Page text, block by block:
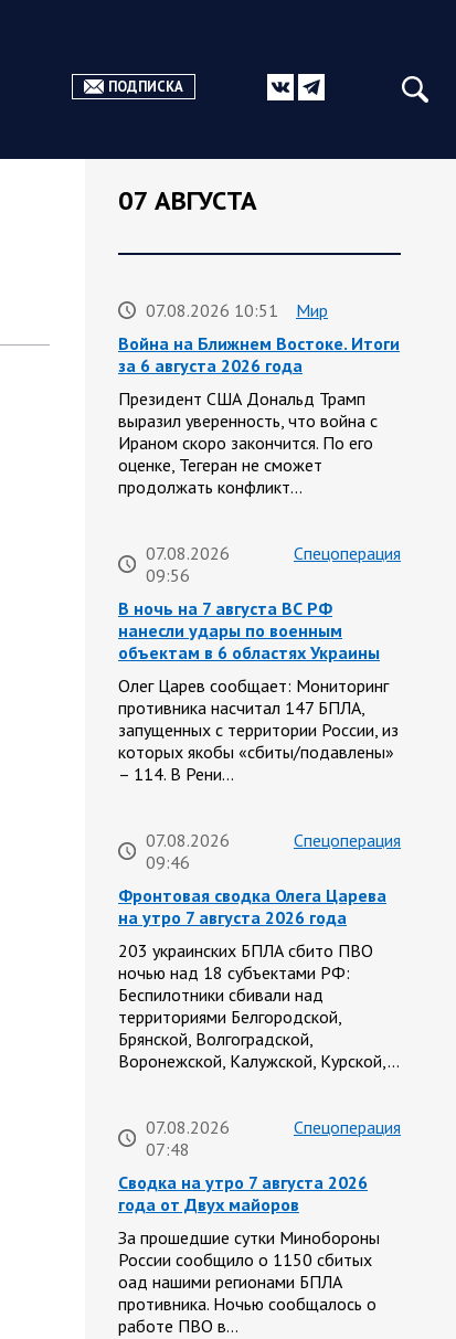
ПОДПИСКА
07 АВГУСТА
07.08.2026 10:51
Мир
Война на Ближнем Востоке. Итоги
за 6 августа 2026 года
Президент США Дональд Трамп
выразил уверенность, что война с
Ираном скоро закончится. По его
оценке, Тегеран не сможет
продолжать конфликт…
07.08.2026
09:56
Спецоперация
В ночь на 7 августа ВС РФ
нанесли удары по военным
объектам в 6 областях Украины
Олег Царев сообщает: Мониторинг
противника насчитал 147 БПЛА,
запущенных с территории России, из
которых якобы «сбиты/подавлены»
– 114. В Рени…
07.08.2026
09:46
Спецоперация
Фронтовая сводка Олега Царева
на утро 7 августа 2026 года
203 украинских БПЛА сбито ПВО
ночью над 18 субъектами РФ:
Беспилотники сбивали над
территориями Белгородской,
Брянской, Волгоградской,
Воронежской, Калужской, Курской,…
07.08.2026
07:48
Спецоперация
Сводка на утро 7 августа 2026
года от Двух майоров
За прошедшие сутки Минобороны
России сообщило о 1150 сбитых
оад нашими регионами БПЛА
противника. Ночью сообщалось о
работе ПВО в…